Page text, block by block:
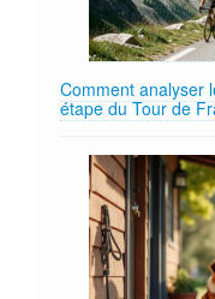
Comment analyser
étape du Tour de